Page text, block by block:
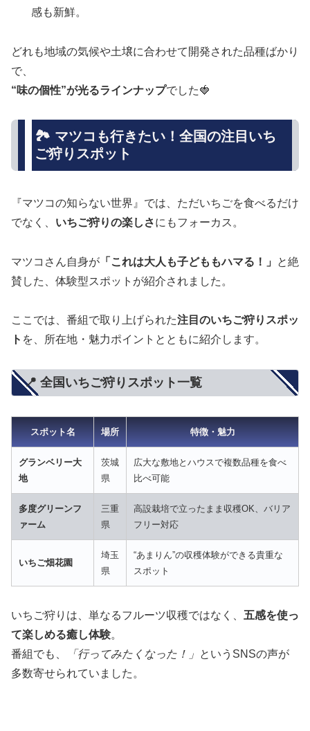
感も新鮮。
どれも地域の気候や土壌に合わせて開発された品種ばかり
で、
“味の個性”が光るラインナップでした🍓
🏞 マツコも行きたい！全国の注目いち
ご狩りスポット
『マツコの知らない世界』では、ただいちごを食べるだけ
でなく、 いちご狩りの楽しさにもフォーカス。
マツコさん自身が 「これは大人も子どももハマる！」
と絶
賛した、体験型スポットが紹介されました。
ここでは、番組で取り上げられた注目のいちご狩りスポッ
ト を、所在地・魅力ポイントとともに紹介します。
📍 全国いちご狩りスポット一覧
スポット名 場所 特徴・魅力
グランベリー大
地
茨城
県
広大な敷地とハウスで複数品種を食べ
比べ可能
多度グリーンフ
ァーム
三重
県
高設栽培で立ったまま収穫OK、バリア
フリー対応
いちご畑花園
埼玉
県
“あまりん”の収穫体験ができる貴重な
スポット
いちご狩りは、単なるフルーツ収穫ではなく、 五感を使っ
て楽しめる癒し体験。
番組でも、
「行ってみたくなった！」 というSNSの声が
多数寄せられていました。